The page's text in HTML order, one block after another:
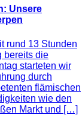
Unsere
rund 13 Stunden
bereits die
starteten wir
durch
flämischen
wie den
Markt und […]